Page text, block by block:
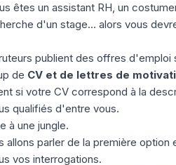
êtes un assistant RH, un
d'un stage... alors vous
publient des offres d'emploi
de CV et de lettres de
si votre CV correspond à la
qualifiés d'entre vous.
à une jungle.
allons parler de la première
vos interrogations.